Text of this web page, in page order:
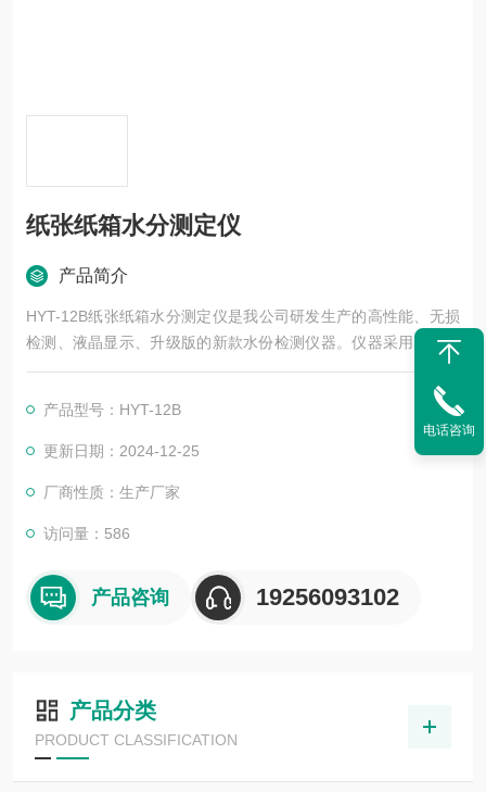
纸张纸箱水分测定仪
产品简介
HYT-12B纸张纸箱水分测定仪是我公司研发生产的高性能、无损
检测、液晶显示、升级版的新款水份检测仪器。仪器采用高周波
原理，液晶屏幕显示，传感器与主体合为一体，设有不同档位用
来检测各种纸张、纸板、浆板纸、书写纸、纸筒、纸板、纸箱、
废纸纸包、纸卷等的水份。该仪器测量水分范围宽、精度高、显
示清晰、测量迅速、性能稳定、结果可靠，而且体积小、重量
产品型号：HYT-12B
更新日期：2024-12-25
厂商性质：生产厂家
访问量：586
产品咨询 19256093102
产品分类
PRODUCT CLASSIFICATION
电话咨询